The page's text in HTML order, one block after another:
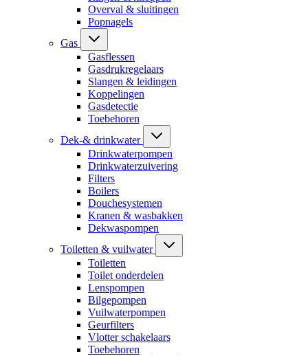
Overval & sluitingen
Popnagels
Gas
Gasflessen
Gasdrukregelaars
Slangen & leidingen
Koppelingen
Gasdetectie
Toebehoren
Dek-& drinkwater
Drinkwaterpompen
Drinkwaterzuivering
Filters
Boilers
Douchesystemen
Kranen & wasbakken
Dekwaspompen
Toiletten & vuilwater
Toiletten
Toilet onderdelen
Lenspompen
Bilgepompen
Vuilwaterpompen
Geurfilters
Vlotter schakelaars
Toebehoren